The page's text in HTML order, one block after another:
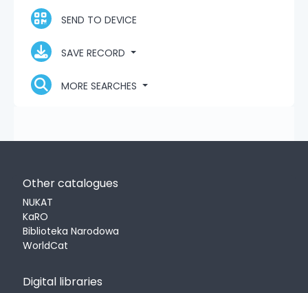
SEND TO DEVICE
SAVE RECORD
MORE SEARCHES
Other catalogues
NUKAT
KaRO
Biblioteka Narodowa
WorldCat
Digital libraries